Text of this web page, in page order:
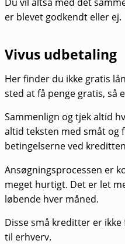
er blevet godkendt eller ej.
Vivus udbetaling
Her finder du ikke gratis
sted at få penge gratis, så
Sammenlign og tjek altid
altid teksten med småt og
betingelserne ved
Ansøgningsprocessen er
meget hurtigt. Det er let
løbende hver måned.
Disse små kreditter er
til erhverv.